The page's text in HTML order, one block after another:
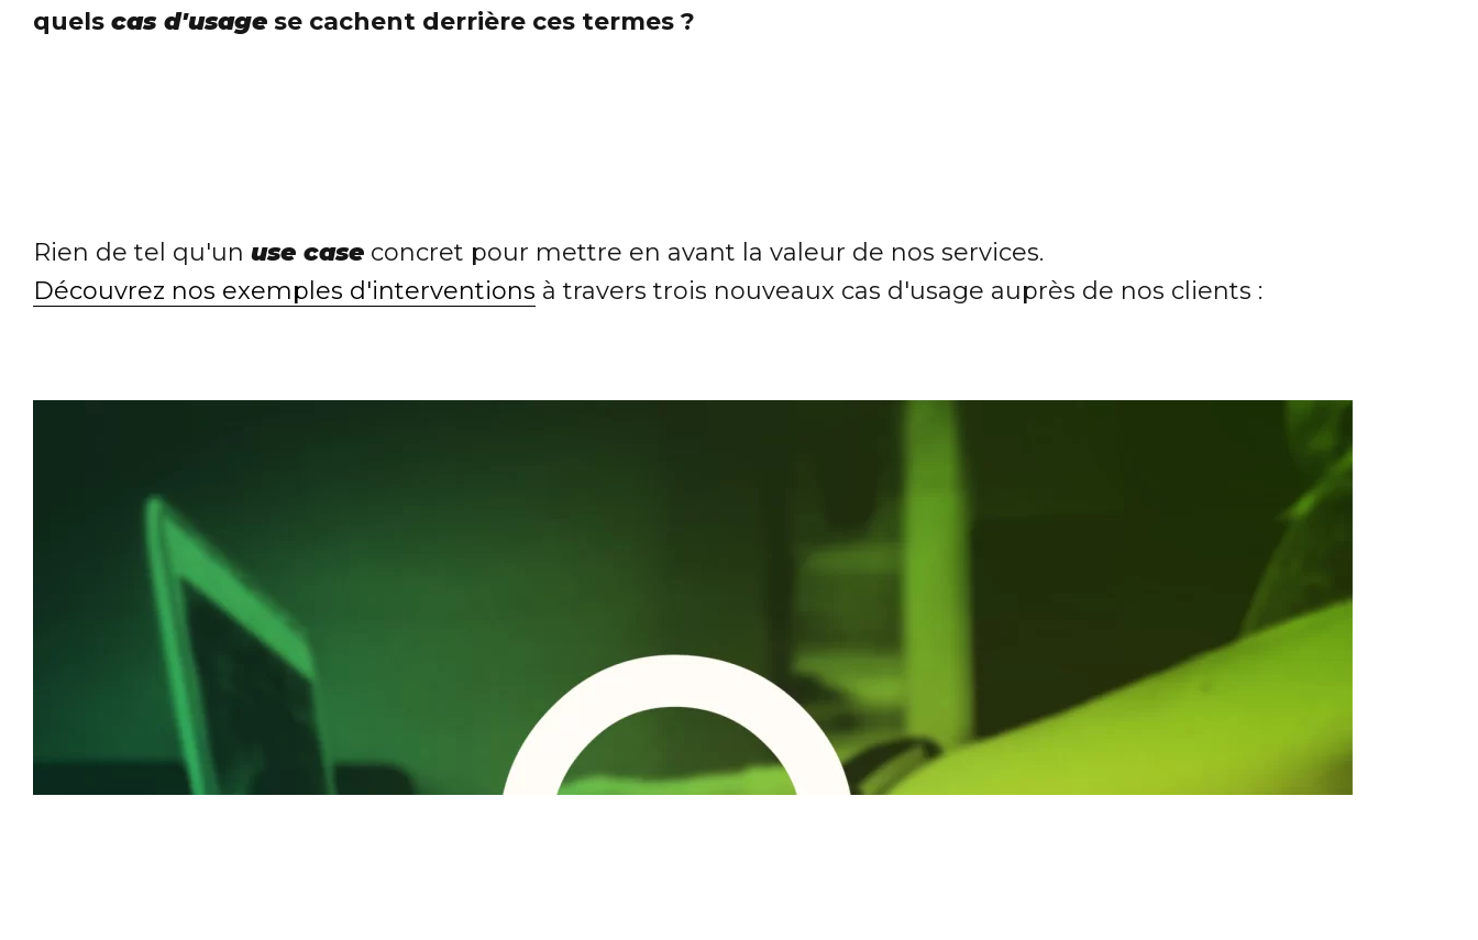
quels cas d'usage se cachent derrière ces termes ?
Rien de tel qu'un use case concret pour mettre en avant la valeur de nos services.
Découvrez nos exemples d'interventions à travers trois nouveaux cas d'usage auprès de nos clients :